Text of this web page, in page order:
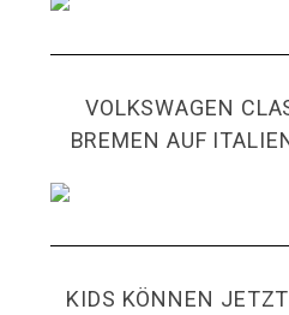
VOLKSWAGEN
BREMEN AUF
KIDS KÖNNEN